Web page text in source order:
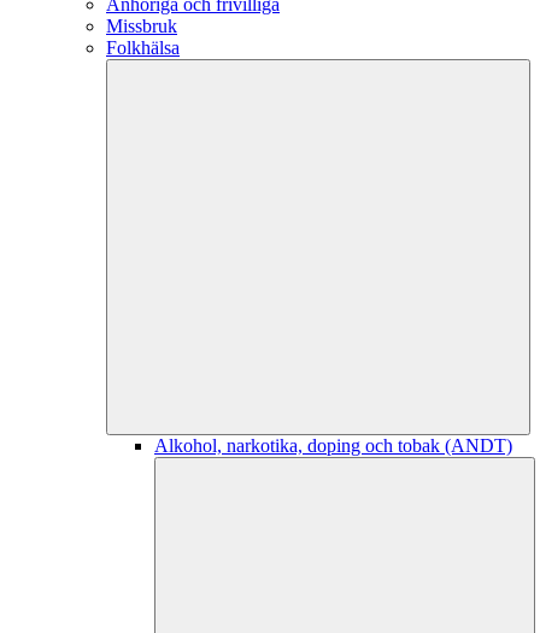
Anhöriga och frivilliga
Missbruk
Folkhälsa
Alkohol, narkotika, doping och tobak (ANDT)